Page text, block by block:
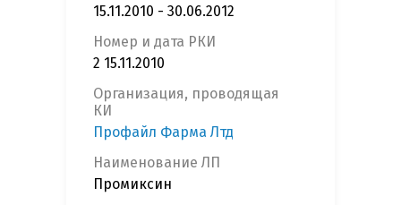
15.11.2010 - 30.06.2012
Номер и дата РКИ
2 15.11.2010
Организация, проводящая
КИ
Профайл Фарма Лтд
Наименование ЛП
Промиксин